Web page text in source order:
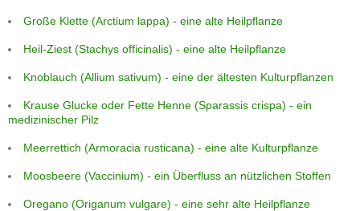
Große Klette (Arctium lappa) - eine alte Heilpflanze
Heil-Ziest (Stachys officinalis) - eine alte Heilpflanze
Knoblauch (Allium sativum) - eine der ältesten Kulturpflanzen
Krause Glucke oder Fette Henne (Sparassis crispa) - ein
medizinischer Pilz
Meerrettich (Armoracia rusticana) - eine alte Kulturpflanze
Moosbeere (Vaccinium) - ein Überfluss an nützlichen Stoffen
Oregano (Origanum vulgare) - eine sehr alte Heilpflanze